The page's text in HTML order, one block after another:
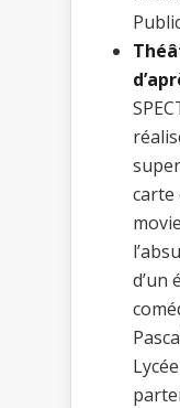
carte
d’un